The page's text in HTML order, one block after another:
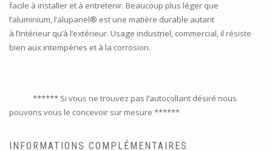
facile à installer et à entretenir. Beaucoup plus léger que
l’aluminium, l’alupanel® est une matière durable autant
à l’intérieur qu’à l’extérieur. Usage industriel, commercial, il résiste
bien aux intempéries et à la corrosion.
****** Si vous ne trouvez pas l’autocollant désiré nous
pouvons vous le concevoir sur mesure ******
INFORMATIONS COMPLÉMENTAIRES